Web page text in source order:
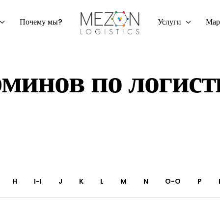
Почему мы? Услуги
миновпологист
H I-I J K L M N O-O P